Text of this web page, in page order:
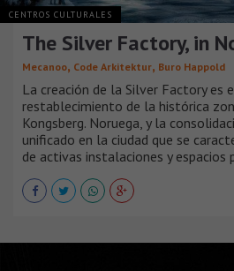
CENTROS CULTURALES
The Silver Factory, in
Mecanoo, Code Arkitektur, Buro Happold
La creación de la Silver Factory es
restablecimiento de la histórica
Kongsberg. Noruega, y la
unificado en la ciudad que se
de activas instalaciones y espacios